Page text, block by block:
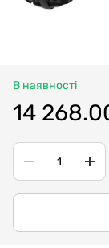
В наявності
14